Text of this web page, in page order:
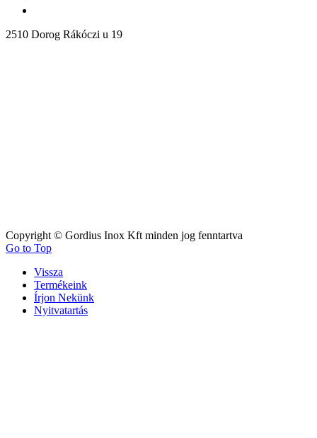
2510 Dorog Rákóczi u 19
Copyright © Gordius Inox Kft minden jog fenntartva
Go to Top
Vissza
Termékeink
Írjon Nekünk
Nyitvatartás